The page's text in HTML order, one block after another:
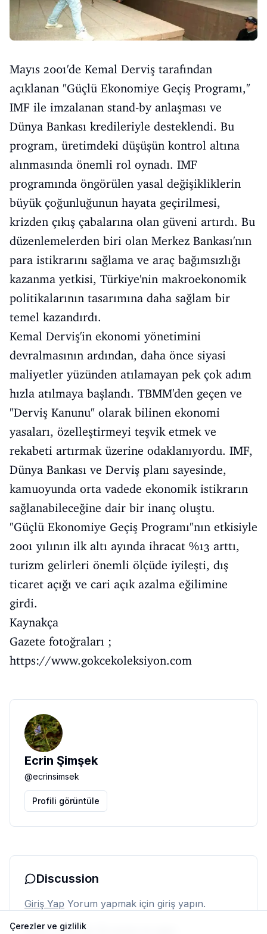
Mayıs 2001'de Kemal Derviş tarafından
açıklanan "Güçlü Ekonomiye Geçiş Programı,"
IMF ile imzalanan stand-by anlaşması ve
Dünya Bankası kredileriyle desteklendi. Bu
program, üretimdeki düşüşün kontrol altına
alınmasında önemli rol oynadı. IMF
programında öngörülen yasal değişikliklerin
büyük çoğunluğunun hayata geçirilmesi,
krizden çıkış çabalarına olan güveni artırdı. Bu
düzenlemelerden biri olan Merkez Bankası'nın
para istikrarını sağlama ve araç bağımsızlığı
kazanma yetkisi, Türkiye'nin makroekonomik
politikalarının tasarımına daha sağlam bir
temel kazandırdı.
Kemal Derviş'in ekonomi yönetimini
devralmasının ardından, daha önce siyasi
maliyetler yüzünden atılamayan pek çok adım
hızla atılmaya başlandı. TBMM'den geçen ve
"Derviş Kanunu" olarak bilinen ekonomi
yasaları, özelleştirmeyi teşvik etmek ve
rekabeti artırmak üzerine odaklanıyordu. IMF,
Dünya Bankası ve Derviş planı sayesinde,
kamuoyunda orta vadede ekonomik istikrarın
sağlanabileceğine dair bir inanç oluştu.
"Güçlü Ekonomiye Geçiş Programı"nın etkisiyle
2001 yılının ilk altı ayında ihracat %13 arttı,
turizm gelirleri önemli ölçüde iyileşti, dış
ticaret açığı ve cari açık azalma eğilimine
girdi.
Kaynakça
Gazete fotoğraları ;
https://www.gokcekoleksiyon.com
Ecrin Şimşek
@ecrinsimsek
Profili görüntüle
Discussion
Giriş Yap Yorum yapmak için giriş yapın.
Henüz yorum yok. İlk yorumu siz yapın.
Çerezler ve gizlilik